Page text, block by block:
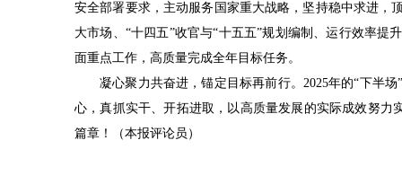
安全部署要求，主动服务国家重大战略，坚持稳中求进，
大市场、“十四五”收官与“十五五”规划编制、运行效率
面重点工作，高质量完成全年目标任务。
凝心聚力共奋进，锚定目标再前行。2025年的“下半
心，真抓实干、开拓进取，以高质量发展的实际成效努力
篇章！（本报评论员）